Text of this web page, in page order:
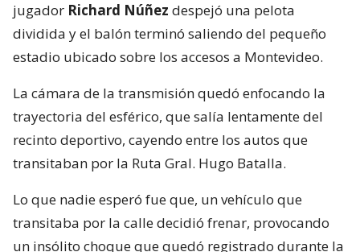
jugador Richard Núñez despejó una pelota
dividida y el balón terminó saliendo del pequeño
estadio ubicado sobre los accesos a Montevideo.
La cámara de la transmisión quedó enfocando la
trayectoria del esférico, que salía lentamente del
recinto deportivo, cayendo entre los autos que
transitaban por la Ruta Gral. Hugo Batalla.
Lo que nadie esperó fue que, un vehículo que
transitaba por la calle decidió frenar, provocando
un insólito choque que quedó registrado durante la